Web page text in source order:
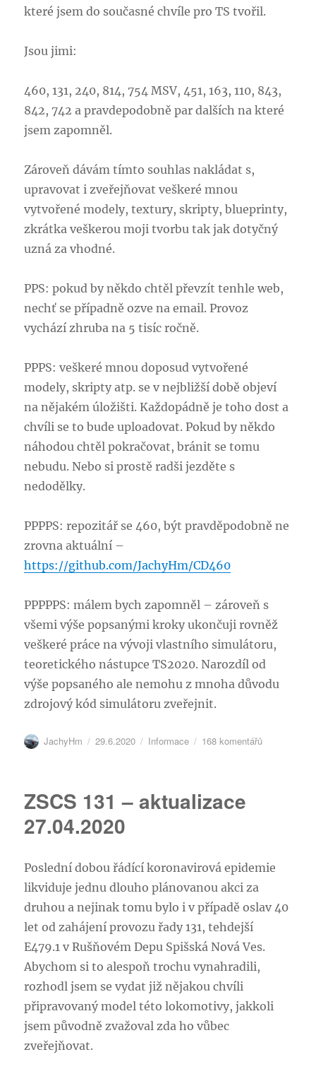
které jsem do současné chvíle pro TS tvořil.
Jsou jimi:
460, 131, 240, 814, 754 MSV, 451, 163, 110, 843,
842, 742 a pravdepodobně par dalších na které
jsem zapomněl.
Zároveň dávám tímto souhlas nakládat s,
upravovat i zveřejňovat veškeré mnou
vytvořené modely, textury, skripty, blueprinty,
zkrátka veškerou moji tvorbu tak jak dotyčný
uzná za vhodné.
PPS: pokud by někdo chtěl převzít tenhle web,
nechť se případně ozve na email. Provoz
vychází zhruba na 5 tisíc ročně.
PPPS: veškeré mnou doposud vytvořené
modely, skripty atp. se v nejbližší době objeví
na nějakém úložišti. Každopádně je toho dost a
chvíli se to bude uploadovat. Pokud by někdo
náhodou chtěl pokračovat, bránit se tomu
nebudu. Nebo si prostě radši jezděte s
nedodělky.
PPPPS: repozitář se 460, být pravděpodobně ne
zrovna aktuální –
https://github.com/JachyHm/CD460
PPPPPS: málem bych zapomněl – zároveň s
všemi výše popsanými kroky ukončuji rovněž
veškeré práce na vývoji vlastního simulátoru,
teoretického nástupce TS2020. Narozdíl od
výše popsaného ale nemohu z mnoha důvodu
zdrojový kód simulátoru zveřejnit.
Autor:
JachyHm Publikováno:
29.6.2020 Rubriky:
Informace 168 komentářůu
nešvar…
ZSCS 131 – aktualizace
27.04.2020
Poslední dobou řádící koronavirová epidemie
likviduje jednu dlouho plánovanou akci za
druhou a nejinak tomu bylo i v případě oslav 40
let od zahájení provozu řady 131, tehdejší
E479.1 v Rušňovém Depu Spišská Nová Ves.
Abychom si to alespoň trochu vynahradili,
rozhodl jsem se vydat již nějakou chvíli
připravovaný model této lokomotivy, jakkoli
jsem původně zvažoval zda ho vůbec
zveřejňovat.